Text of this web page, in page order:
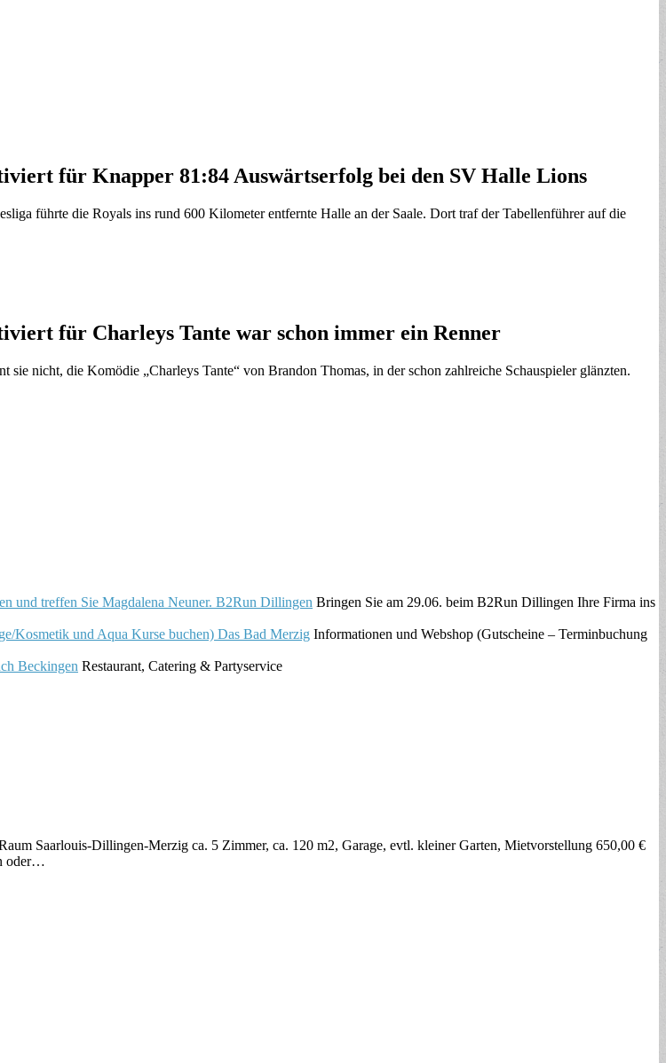
für Knapper 81:84 Auswärtserfolg bei den SV Halle Lions
führte die Royals ins rund 600 Kilometer entfernte Halle an der Saale. Dort traf der Tabellenführer auf die
für Charleys Tante war schon immer ein Renner
„Charleys Tante“ von Brandon Thomas, in der schon zahlreiche Schauspieler glänzten.
B2Run Dillingen Bringen Sie am 29.06. beim B2Run Dillingen Ihre Firma ins
Das Bad Merzig Informationen und Webshop (Gutscheine – Terminbuchung
Beckingen Restaurant, Catering & Partyservice
Saarlouis-Dillingen-Merzig ca. 5 Zimmer, ca. 120 m2, Garage, evtl. kleiner Garten, Mietvorstellung 650,00 €
oder…